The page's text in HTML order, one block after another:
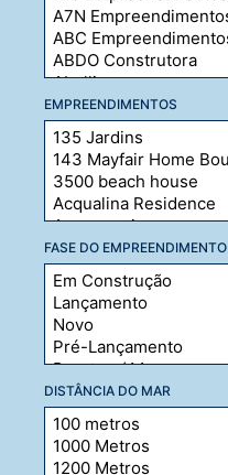
EMPREENDIMENTOS
FASE DO EMPREENDIMENTO
DISTÂNCIA DO MAR